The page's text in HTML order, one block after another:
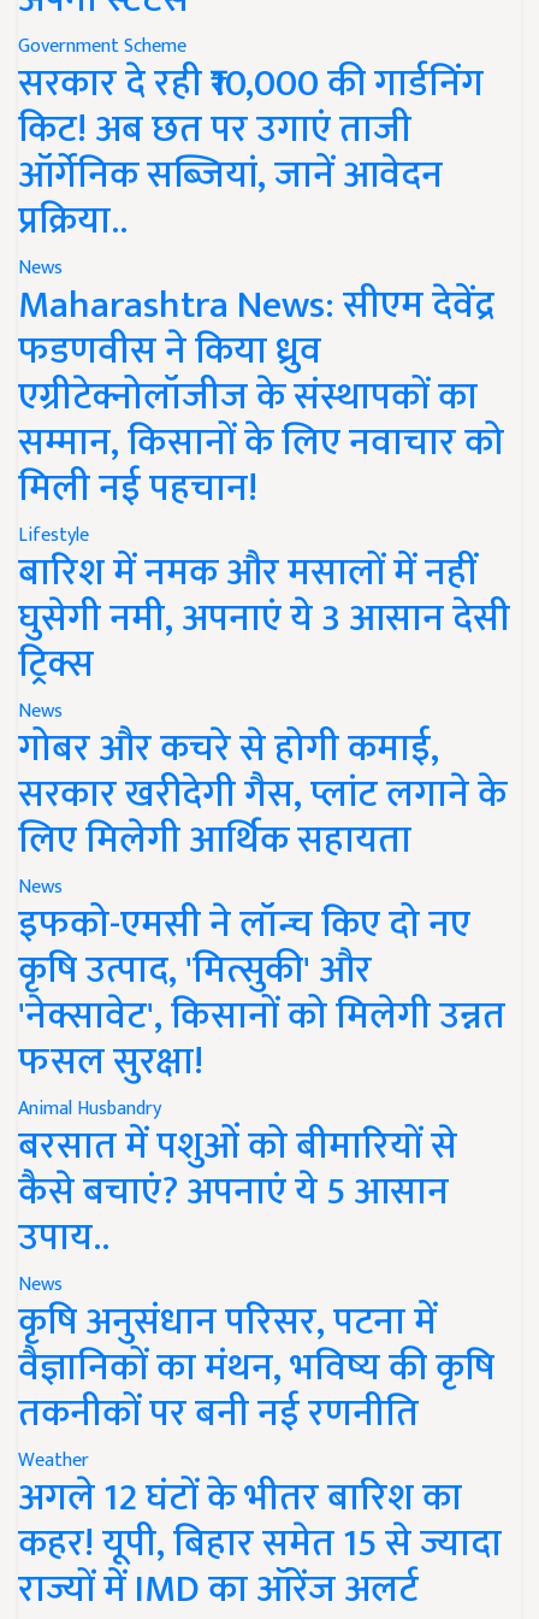
Government Scheme
सरकार दे रही ₹10,000 की गार्डनिंग
किट! अब छत पर उगाएं ताजी
ऑर्गेनिक सब्जियां, जानें आवेदन
प्रक्रिया..
News
Maharashtra News: सीएम देवेंद्र
फडणवीस ने किया ध्रुव
एग्रीटेक्नोलॉजीज के संस्थापकों का
सम्मान, किसानों के लिए नवाचार को
मिली नई पहचान!
Lifestyle
बारिश में नमक और मसालों में नहीं
घुसेगी नमी, अपनाएं ये 3 आसान देसी
ट्रिक्स
News
गोबर और कचरे से होगी कमाई,
सरकार खरीदेगी गैस, प्लांट लगाने के
लिए मिलेगी आर्थिक सहायता
News
इफको-एमसी ने लॉन्च किए दो नए
कृषि उत्पाद, 'मित्सुकी' और
'नेक्सावेट', किसानों को मिलेगी उन्नत
फसल सुरक्षा!
Animal Husbandry
बरसात में पशुओं को बीमारियों से
कैसे बचाएं? अपनाएं ये 5 आसान
उपाय..
News
कृषि अनुसंधान परिसर, पटना में
वैज्ञानिकों का मंथन, भविष्य की कृषि
तकनीकों पर बनी नई रणनीति
Weather
अगले 12 घंटों के भीतर बारिश का
कहर! यूपी, बिहार समेत 15 से ज्यादा
राज्यों में IMD का ऑरेंज अलर्ट